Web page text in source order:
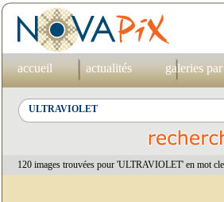
accueil actualités galeries
120 images trouvées pour 'ULTRAVIOLET' en mot